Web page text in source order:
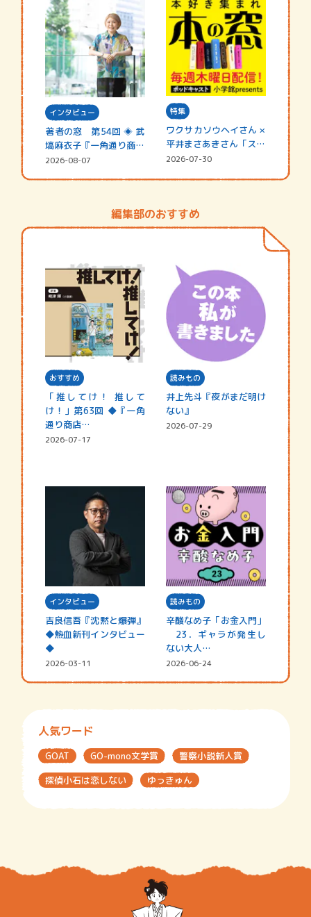
インタビュー
著者の窓 第54回 ◈ 武
塙麻衣子『一角通り商店
街の…
2026-08-07
特集
ワクサカソウヘイさん ×
平井まさあきさん「スペ
シャ…
2026-07-30
編集部のおすすめ
おすすめ
「推してけ！ 推して
け！」第63回 ◆『一角
通り商店…
2026-07-17
読みもの
井上先斗『夜がまだ明け
ない』
2026-07-29
インタビュー
吉良信吾『沈黙と爆弾』
◆熱血新刊インタビュー
◆
2026-03-11
読みもの
辛酸なめ子「お金入門」
23．ギャラが発生し
ない大人…
2026-06-24
人気ワード
GOAT GO-mono文学賞
警察小説新人賞
探偵小石は恋しない
ゆっきゅん